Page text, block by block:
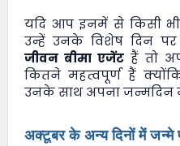
यदि आप इनमें से किसी भी
उन्हें उनके विशेष दिन
जीवन बीमा एजेंटहैं तो
कितने महत्वपूर्ण हैं
उनके साथ अपना जन्मदिन
अक्टूबर के अन्य दिनों में जन्मे